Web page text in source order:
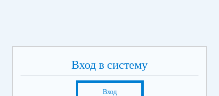
Вход в систему
Вход